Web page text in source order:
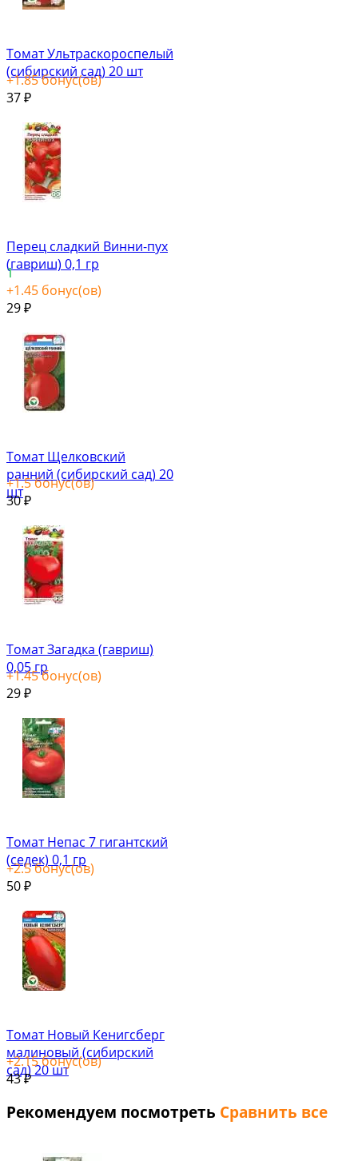
Томат Ультраскороспелый
(сибирский сад) 20 шт
+1.85бонус(ов)
37 ₽
Перец сладкий Винни-пух
(гавриш) 0,1 гр
1
+1.45 бонус(ов)
29 ₽
Томат Щелковский
ранний (сибирский сад) 20
шт
+1.5бонус(ов)
30₽
Томат Загадка (гавриш)
0,05 гр
+1.45бонус(ов)
29 ₽
Томат Непас 7 гигантский
(седек) 0,1 гр
+2.5бонус(ов)
50 ₽
Томат Новый Кенигсберг
малиновый (сибирский
сад) 20 шт
+2.15бонус(ов)
43₽
Рекомендуем посмотреть Сравнить все